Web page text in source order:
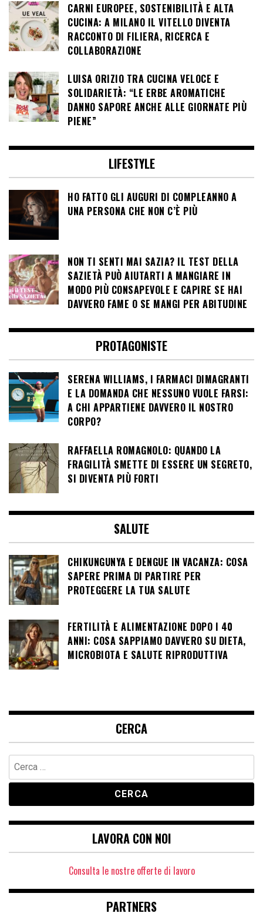
CARNI EUROPEE, SOSTENIBILITÀ E ALTA
CUCINA: A MILANO IL VITELLO DIVENTA
RACCONTO DI FILIERA, RICERCA E
COLLABORAZIONE
LUISA ORIZIO TRA CUCINA VELOCE E
SOLIDARIETÀ: “LE ERBE AROMATICHE
DANNO SAPORE ANCHE ALLE GIORNATE PIÙ
PIENE”
LIFESTYLE
HO FATTO GLI AUGURI DI COMPLEANNO A
UNA PERSONA CHE NON C’È PIÙ
NON TI SENTI MAI SAZIA? IL TEST DELLA
SAZIETÀ PUÒ AIUTARTI A MANGIARE IN
MODO PIÙ CONSAPEVOLE E CAPIRE SE HAI
DAVVERO FAME O SE MANGI PER ABITUDINE
PROTAGONISTE
SERENA WILLIAMS, I FARMACI DIMAGRANTI
E LA DOMANDA CHE NESSUNO VUOLE FARSI:
A CHI APPARTIENE DAVVERO IL NOSTRO
CORPO?
RAFFAELLA ROMAGNOLO: QUANDO LA
FRAGILITÀ SMETTE DI ESSERE UN SEGRETO,
SI DIVENTA PIÙ FORTI
SALUTE
CHIKUNGUNYA E DENGUE IN VACANZA: COSA
SAPERE PRIMA DI PARTIRE PER
PROTEGGERE LA TUA SALUTE
FERTILITÀ E ALIMENTAZIONE DOPO I 40
ANNI: COSA SAPPIAMO DAVVERO SU DIETA,
MICROBIOTA E SALUTE RIPRODUTTIVA
CERCA
Ricerca
per:
LAVORA CON NOI
Consulta le nostre offerte di lavoro
PARTNERS